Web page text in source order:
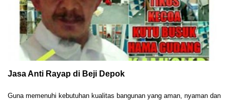
Jasa Anti Rayap di Beji Depok
Guna memenuhi kebutuhan kualitas bangunan yang aman, nyaman dan